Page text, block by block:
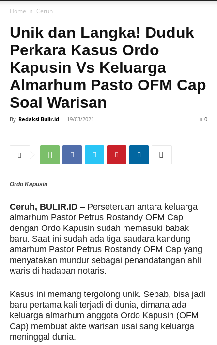
Home Ceruh
Unik dan Langka! Duduk
Perkara Kasus Ordo
Kapusin Vs Keluarga
Almarhum Pasto OFM Cap
Soal Warisan
By Redaksi Bulir.id - 19/03/2021 0
Ordo Kapusin
Ceruh, BULIR.ID – Perseteruan antara keluarga
almarhum Pastor Petrus Rostandy OFM Cap
dengan Ordo Kapusin sudah memasuki babak
baru. Saat ini sudah ada tiga saudara kandung
amarhum Pastor Petrus Rostandy OFM Cap yang
menyatakan mundur sebagai penandatangan ahli
waris di hadapan notaris.
Kasus ini memang tergolong unik. Sebab, bisa jadi
baru pertama kali terjadi di dunia, dimana ada
keluarga almarhum anggota Ordo Kapusin (OFM
Cap) membuat akte warisan usai sang keluarga
meninggal dunia.